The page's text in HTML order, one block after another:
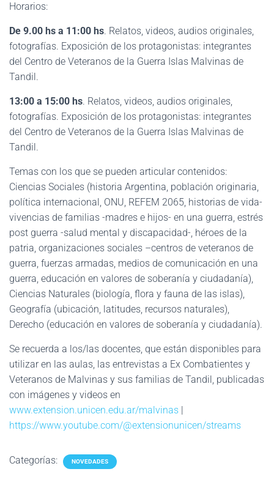
Horarios:
De 9.00 hs a 11:00 hs. Relatos, videos, audios originales,
fotografías. Exposición de los protagonistas: integrantes
del Centro de Veteranos de la Guerra Islas Malvinas de
Tandil.
13:00 a 15:00 hs. Relatos, videos, audios originales,
fotografías. Exposición de los protagonistas: integrantes
del Centro de Veteranos de la Guerra Islas Malvinas de
Tandil.
Temas con los que se pueden articular contenidos:
Ciencias Sociales (historia Argentina, población originaria,
política internacional, ONU, REFEM 2065, historias de vida-
vivencias de familias -madres e hijos- en una guerra, estrés
post guerra -salud mental y discapacidad-, héroes de la
patria, organizaciones sociales –centros de veteranos de
guerra, fuerzas armadas, medios de comunicación en una
guerra, educación en valores de soberanía y ciudadanía),
Ciencias Naturales (biología, flora y fauna de las islas),
Geografía (ubicación, latitudes, recursos naturales),
Derecho (educación en valores de soberanía y ciudadanía).
Se recuerda a los/las docentes, que están disponibles para
utilizar en las aulas, las entrevistas a Ex Combatientes y
Veteranos de Malvinas y sus familias de Tandil, publicadas
con imágenes y videos en
www.extension.unicen.edu.ar/malvinas |
https://www.youtube.com/@extensionunicen/streams
Categorías: NOVEDADES